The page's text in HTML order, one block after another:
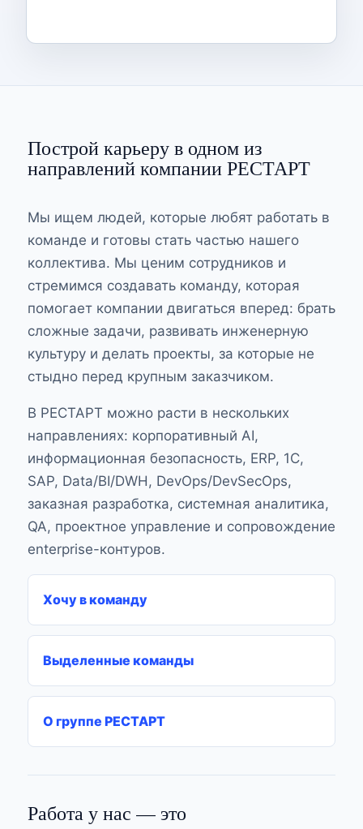
Построй карьеру в одном из
направлений компании РЕСТАРТ
Мы ищем людей, которые любят работать в
команде и готовы стать частью нашего
коллектива. Мы ценим сотрудников и
стремимся создавать команду, которая
помогает компании двигаться вперед: брать
сложные задачи, развивать инженерную
культуру и делать проекты, за которые не
стыдно перед крупным заказчиком.
В РЕСТАРТ можно расти в нескольких
направлениях: корпоративный AI,
информационная безопасность, ERP, 1С,
SAP, Data/BI/DWH, DevOps/DevSecOps,
заказная разработка, системная аналитика,
QA, проектное управление и сопровождение
enterprise-контуров.
Хочу в команду
Выделенные команды
О группе РЕСТАРТ
Работа у нас — это